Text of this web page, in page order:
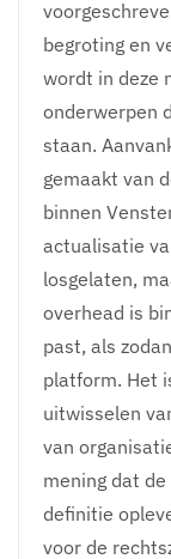
begroting en
wordt in deze
onderwerpen
staan.
gemaakt van
binnen
actualisatie
losgelaten,
overhead is
past, als
platform. Het
uitwisselen
van
mening dat
definitie
voor de